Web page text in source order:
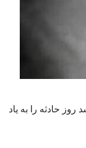
حادثه را به یاد